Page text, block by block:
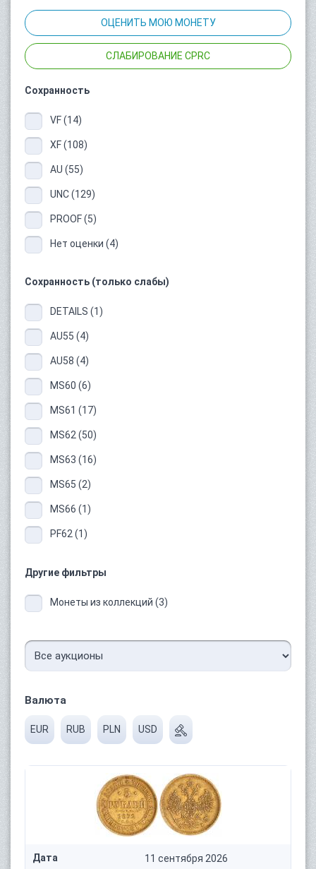
ОЦЕНИТЬ МОЮ МОНЕТУ
СЛАБИРОВАНИЕ CPRC
Сохранность
VF (14)
XF (108)
AU (55)
UNC (129)
PROOF (5)
Нет оценки (4)
Сохранность (только слабы)
DETAILS (1)
AU55 (4)
AU58 (4)
MS60 (6)
MS61 (17)
MS62 (50)
MS63 (16)
MS65 (2)
MS66 (1)
PF62 (1)
Другие фильтры
Монеты из коллекций (3)
Валюта
EUR RUB PLN USD
Дата 11 сентября 2026